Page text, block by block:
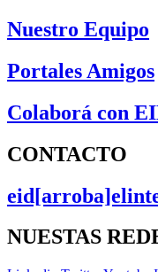
Nuestro Equipo
Portales Amigos
Colaborá con
CONTACTO
NUESTAS